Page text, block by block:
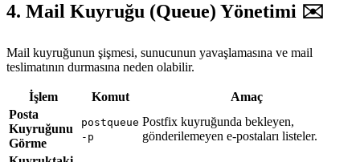
4. Mail Kuyruğu (Queue) Yönetimi ✉️
Mail kuyruğunun şişmesi, sunucunun yavaşlamasına ve mail
teslimatının durmasına neden olabilir.
İşlem Komut
Amaç
Posta
Kuyruğunu
Görme
postqueue
-p
Postfix kuyruğunda bekleyen,
gönderilemeyen e-postaları listeler.